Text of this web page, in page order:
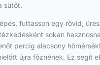
sütőt.
futtasson egy rövid,
sokan
percig alacsony
újra főznének. Ez segít